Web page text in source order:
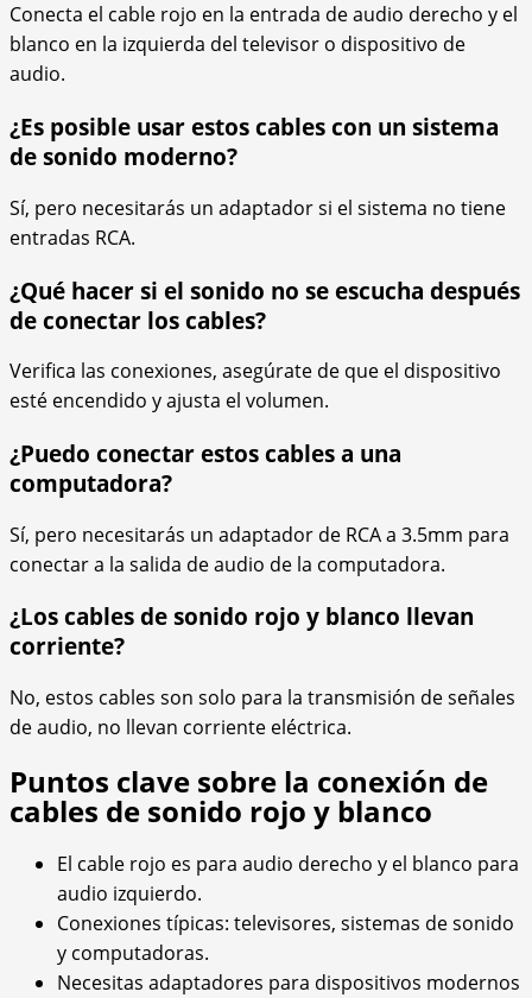
Conecta el cable rojo en la entrada de audio derecho y el
blanco en la izquierda del televisor o dispositivo de
audio.
¿Es posible usar estos cables con un sistema
de sonido moderno?
Sí, pero necesitarás un adaptador si el sistema no tiene
entradas RCA.
¿Qué hacer si el sonido no se escucha después
de conectar los cables?
Verifica las conexiones, asegúrate de que el dispositivo
esté encendido y ajusta el volumen.
¿Puedo conectar estos cables a una
computadora?
Sí, pero necesitarás un adaptador de RCA a 3.5mm para
conectar a la salida de audio de la computadora.
¿Los cables de sonido rojo y blanco llevan
corriente?
No, estos cables son solo para la transmisión de señales
de audio, no llevan corriente eléctrica.
Puntos clave sobre la conexión de
cables de sonido rojo y blanco
El cable rojo es para audio derecho y el blanco para
audio izquierdo.
Conexiones típicas: televisores, sistemas de sonido
y computadoras.
Necesitas adaptadores para dispositivos modernos